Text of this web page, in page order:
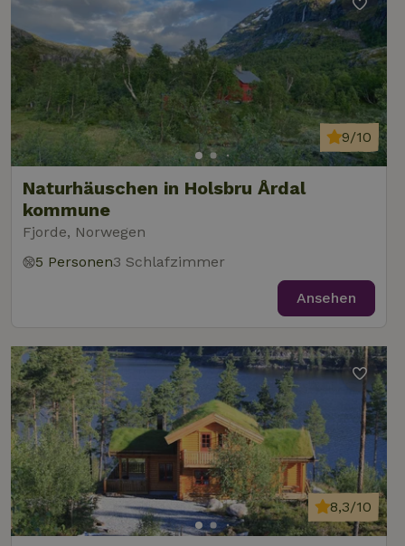
Naturhäuschen in Holsbru Årdal
kommune
Fjorde, Norwegen
9/10
5 Personen3 Schlafzimmer
Ansehen
8,3/10